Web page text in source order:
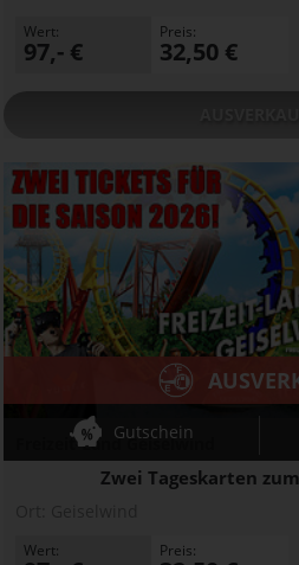
Wert:
97,- €
Preis:
32,50 €
Freizeit-Land Geiselwind
Zwei Tageskarten
Gutschein
Wert: Preis: